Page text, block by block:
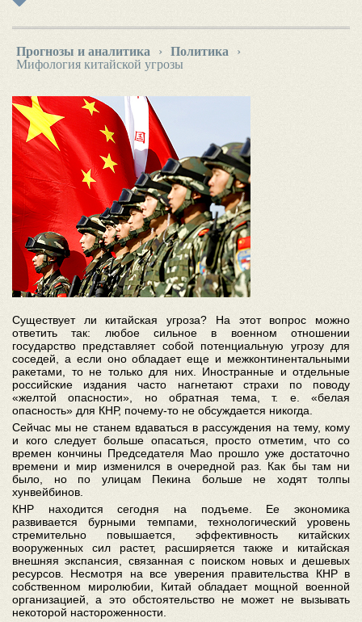
Прогнозы и аналитика › Политика
›
Мифология китайской угрозы
Существует ли китайская угроза? На этот вопрос можно
ответить так: любое сильное в военном отношении
государство представляет собой потенциальную угрозу для
соседей, а если оно обладает еще и межконтинентальными
ракетами, то не только для них. Иностранные и отдельные
российские издания часто нагнетают страхи по поводу
«желтой опасности», но обратная тема, т. е. «белая
опасность» для КНР, почему-то не обсуждается никогда.
Сейчас мы не станем вдаваться в рассуждения на тему, кому
и кого следует больше опасаться, просто отметим, что со
времен кончины Председателя Мао прошло уже достаточно
времени и мир изменился в очередной раз. Как бы там ни
было, но по улицам Пекина больше не ходят толпы
хунвейбинов.
КНР находится сегодня на подъеме. Ее экономика
развивается бурными темпами, технологический уровень
стремительно повышается, эффективность китайских
вооруженных сил растет, расширяется также и китайская
внешняя экспансия, связанная с поиском новых и дешевых
ресурсов. Несмотря на все уверения правительства КНР в
собственном миролюбии, Китай обладает мощной военной
организацией, а это обстоятельство не может не вызывать
некоторой настороженности.